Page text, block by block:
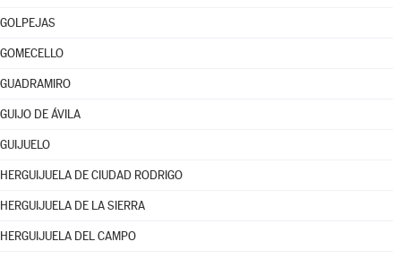
GOLPEJAS
GOMECELLO
GUADRAMIRO
GUIJO DE ÁVILA
GUIJUELO
HERGUIJUELA DE CIUDAD RODRIGO
HERGUIJUELA DE LA SIERRA
HERGUIJUELA DEL CAMPO